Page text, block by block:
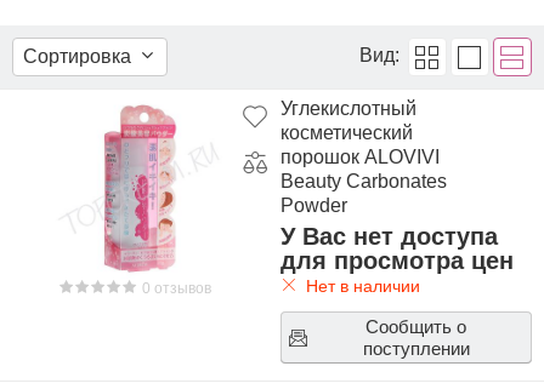
Сортировка Вид:
0 отзывов
Углекислотный
косметический
порошок ALOVIVI
Beauty Carbonates
Powder
У Вас нет доступа
для просмотра цен
Нет в наличии
Сообщить о
поступлении